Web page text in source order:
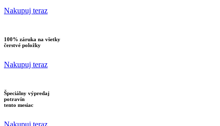
Nakupuj teraz
100% záruka na všetky
čerstvé položky
Nakupuj teraz
Špeciálny výpredaj
potravín
tento mesiac